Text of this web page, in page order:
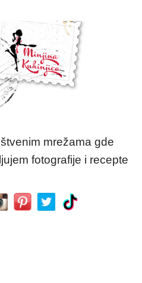
mrežama gde
fotografije i recepte